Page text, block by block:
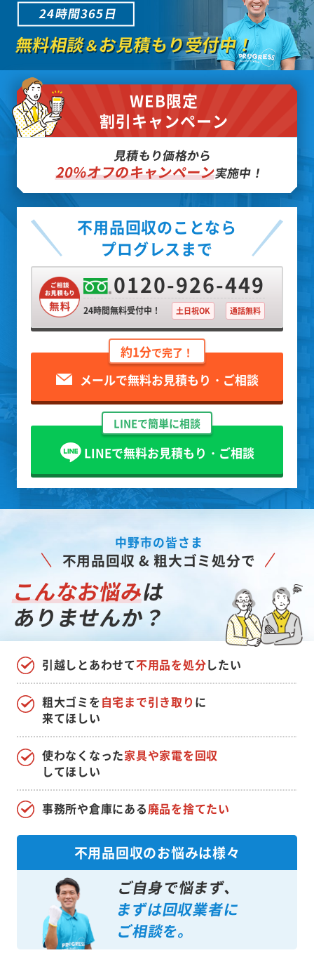
24時間365日
無料相談＆お見積もり受付中！
WEB限定
割引キャンペーン
見積もり価格から
20%オフのキャンペーン実施中！
不用品回収のことなら
プログレスまで
0120-926-449
24時間無料受付中！ 土日祝OK 通話無料
約1分で完了！
メールで無料お見積もり・ご相談
LINEで簡単に相談
LINEで無料お見積もり・ご相談
中野市の皆さま
不用品回収 & 粗大ゴミ処分で
こんなお悩みは
ありませんか？
引越しとあわせて不用品を処分したい
使わなくなった家具や家電を回収
してほしい
粗大ゴミを自宅まで引き取り に
来てほしい
事務所や倉庫にある廃品を捨てたい
不用品回収のお悩みは様々
ご自身で悩まず、
まずは回収業者に
ご相談を。